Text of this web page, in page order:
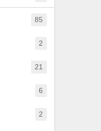
85
2
21
6
2